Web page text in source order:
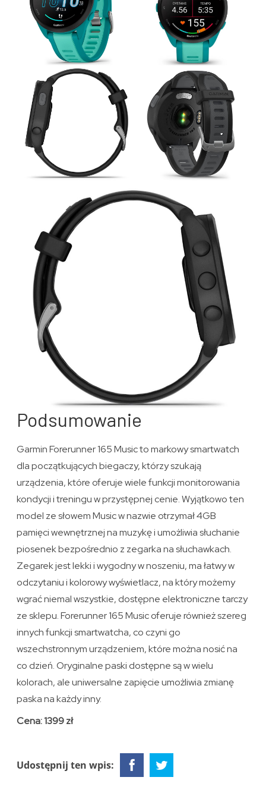
Podsumowanie
Garmin Forerunner 165 Music to markowy smartwatch
dla początkujących biegaczy, którzy szukają
urządzenia, które oferuje wiele funkcji monitorowania
kondycji i treningu w przystępnej cenie. Wyjątkowo ten
model ze słowem Music w nazwie otrzymał 4GB
pamięci wewnętrznej na muzykę i umożliwia słuchanie
piosenek bezpośrednio z zegarka na słuchawkach.
Zegarek jest lekki i wygodny w noszeniu, ma łatwy w
odczytaniu i kolorowy wyświetlacz, na który możemy
wgrać niemal wszystkie, dostępne elektroniczne tarczy
ze sklepu. Forerunner 165 Music oferuje również szereg
innych funkcji smartwatcha, co czyni go
wszechstronnym urządzeniem, które można nosić na
co dzień. Oryginalne paski dostępne są w wielu
kolorach, ale uniwersalne zapięcie umożliwia zmianę
paska na każdy inny.
Cena: 1399 zł
Udostępnij ten wpis: